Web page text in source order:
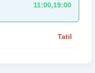
11:00,19:00
Tatil